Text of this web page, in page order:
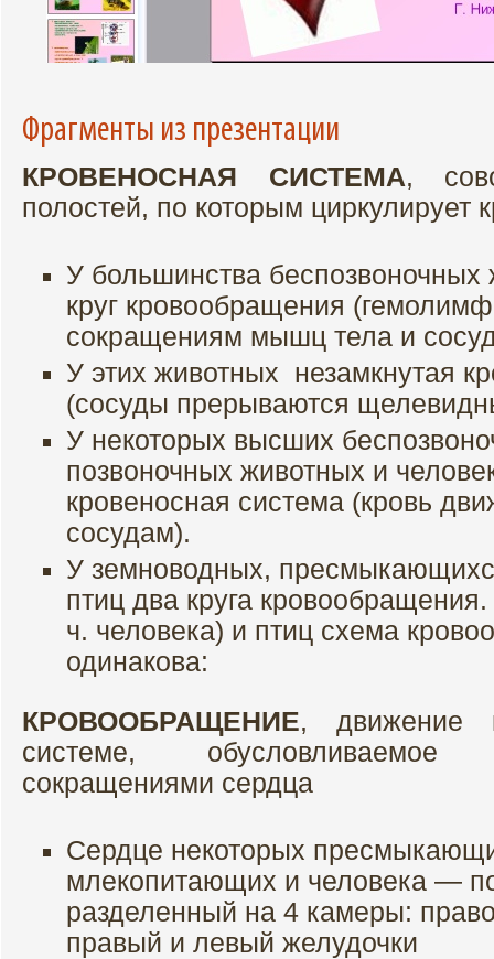
Фрагменты из презентации
КРОВЕНОСНАЯ СИСТЕМА,
полостей, по которым циркулирует
У большинства беспозвоночных
круг кровообращения
сокращениям мышц тела и
У этих животных незамкнутая
(сосуды прерываются
У некоторых высших
позвоночных животных и
кровеносная система (кровь
сосудам).
У земноводных,
птиц два круга
ч. человека) и птиц схема
одинакова:
КРОВООБРАЩЕНИЕ, движение
системе,
сокращениями сердца
Сердце некоторых
млекопитающих и человека —
разделенный на 4 камеры:
правый и левый желудочки